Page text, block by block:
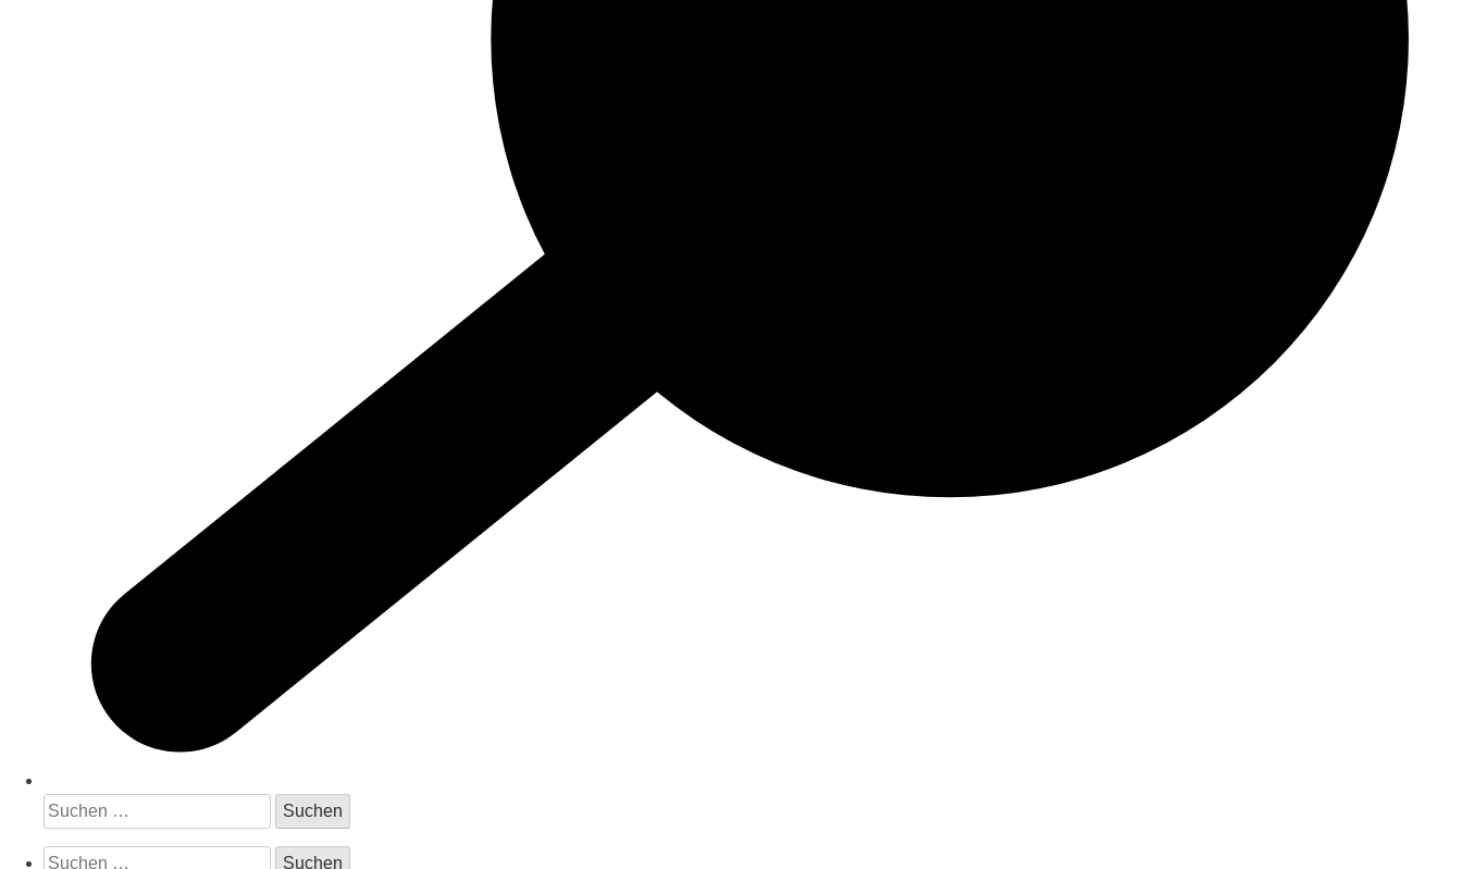
Suchen
nach:
Suchen